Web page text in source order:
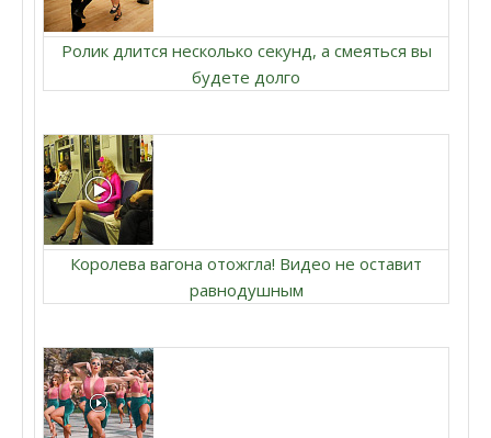
Ролик длится несколько секунд, а смеяться вы
будете долго
Королева вагона отожгла! Видео не оставит
равнодушным